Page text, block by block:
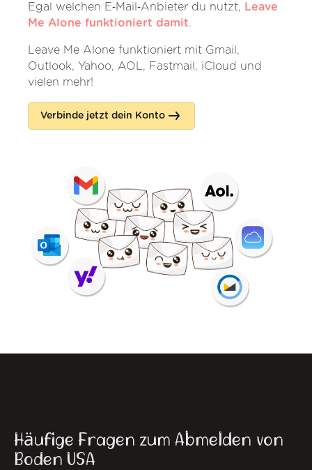
Egal welchen E‑Mail‑Anbieter du nutzt, Leave
Me Alone funktioniert damit.
Leave Me Alone funktioniert mit Gmail,
Outlook, Yahoo, AOL, Fastmail, iCloud und
vielen mehr!
Verbinde jetzt dein Konto
Häufige Fragen zum Abmelden von
Boden USA